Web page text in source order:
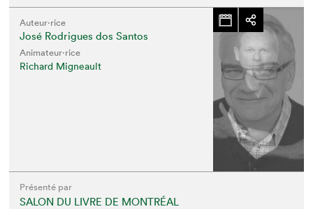
Auteur·rice
José Rodrigues dos Santos
Animateur⋅rice
Richard Migneault
Présenté par
SALON DU LIVRE DE MONTRÉAL